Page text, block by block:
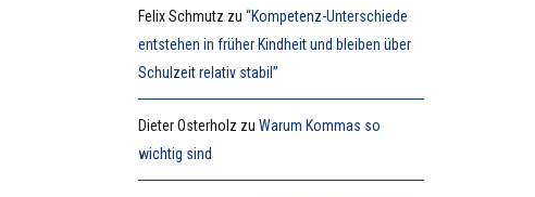
Felix Schmutz zu“Kompetenz-Unterschiede
entstehen in früher Kindheit und bleiben über
Schulzeit relativ stabil”
Dieter Osterholz zuWarum Kommas so
wichtig sind